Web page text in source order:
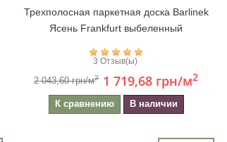
Трехполосная паркетная доска Barlinek
Ясень Frankfurt выбеленный
3 Отзыв(ы)
2 043,60 грн/м2 1 719,68 грн/м2
К сравнению В наличии